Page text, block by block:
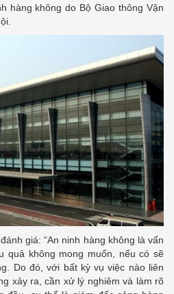
hàng không do Bộ Giao thông Vận
giá: “An ninh hàng không là vấn
quả không mong muốn, nếu có sẽ
Do đó, với bất kỳ vụ việc nào liên
xảy ra, cần xử lý nghiêm và làm rõ